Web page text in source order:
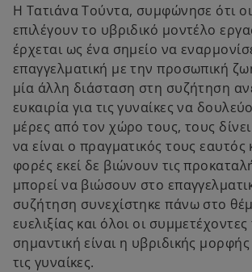
Η Τατιάνα Τούντα, συμφώνησε ότι οι
επιλέγουν το υβριδικό μοντέλο
έρχεται ως ένα σημείο να
επαγγελματική με την προσωπική
μία άλλη διάσταση στη συζήτηση
ευκαιρία για τις γυναίκες να
μέρες από τον χώρο τους, τους
να είναι ο πραγματικός τους
φορές εκεί δε βιώνουν τις
μπορεί να βιώσουν στο
συζήτηση συνεχίστηκε πάνω στο
ευελιξίας και όλοι οι
σημαντική είναι η υβριδικής μορφής
τις γυναίκες.